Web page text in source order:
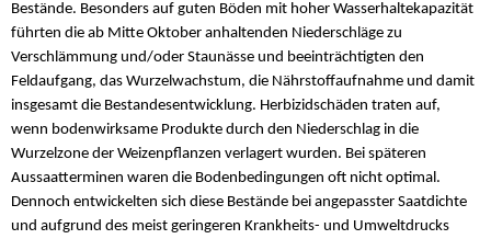
Bestände. Besonders auf guten Böden mit hoher Wasserhaltekapazität
führten die ab Mitte Oktober anhaltenden Niederschläge zu
Verschlämmung und/oder Staunässe und beeinträchtigten den
Feldaufgang, das Wurzelwachstum, die Nährstoffaufnahme und damit
insgesamt die Bestandesentwicklung. Herbizidschäden traten auf,
wenn bodenwirksame Produkte durch den Niederschlag in die
Wurzelzone der Weizenpflanzen verlagert wurden. Bei späteren
Aussaatterminen waren die Bodenbedingungen oft nicht optimal.
Dennoch entwickelten sich diese Bestände bei angepasster Saatdichte
und aufgrund des meist geringeren Krankheits- und Umweltdrucks